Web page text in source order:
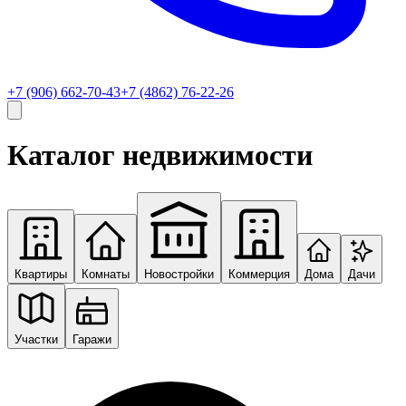
+7 (906) 662-70-43+7 (4862) 76-22-26
Каталог недвижимости
Квартиры Комнаты Новостройки Коммерция Дома Дачи
Участки Гаражи